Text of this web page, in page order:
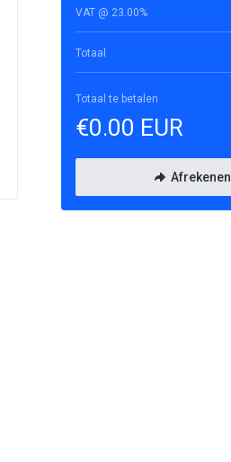
VAT @ 23.00%
Totaal
€0.00 EUR
Totaal te betalen
Afrekenen